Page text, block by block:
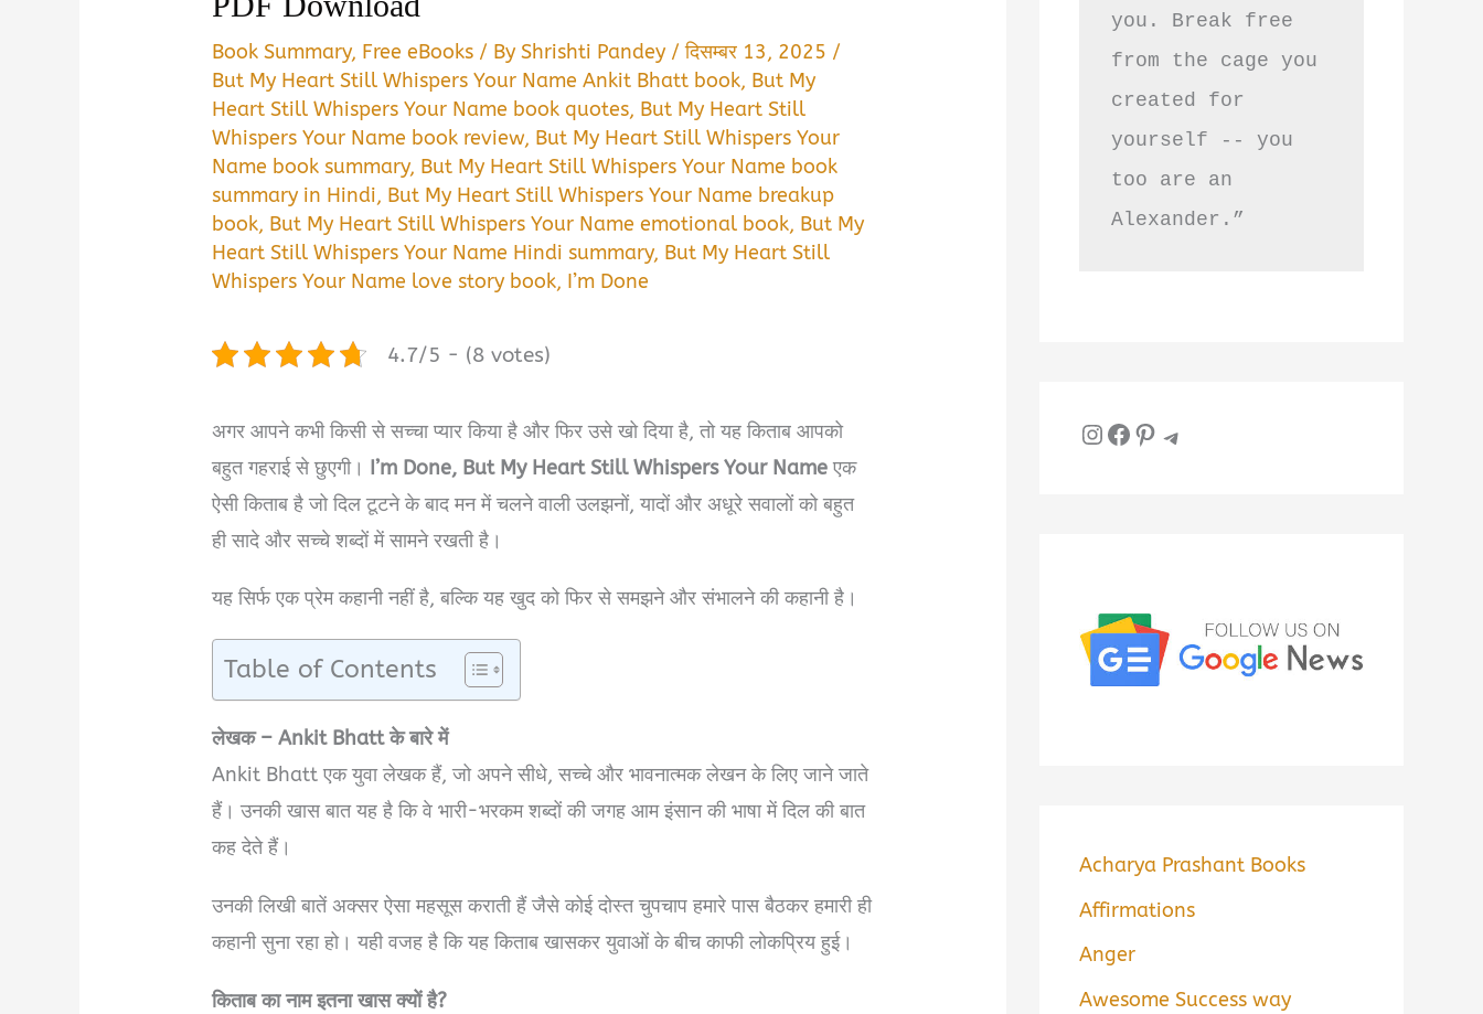
Book Summary, Free eBooks / ByShrishti Pandey /दिसम्बर 13, 2025 /
But My Heart Still Whispers Your Name Ankit Bhatt book, But My
Heart Still Whispers Your Name book quotes, But My Heart Still
Whispers Your Name book review, But My Heart Still Whispers Your
Name book summary, But My Heart Still Whispers Your Name book
summary in Hindi, But My Heart Still Whispers Your Name breakup
book, But My Heart Still Whispers Your Name emotional book, But My
Heart Still Whispers Your Name Hindi summary, But My Heart Still
Whispers Your Name love story book, I’m Done
4.7/5 - (8 votes)
अगर आपने कभी किसी से सच्चा प्यार किया है और फिर उसे खो दिया है, तो यह किताब आपको
बहुत गहराई से छुएगी। I’m Done, But My Heart Still Whispers Your Nameएक
ऐसी किताब है जो दिल टूटने के बाद मन में चलने वाली उलझनों, यादों और अधूरे सवालों को बहुत
ही सादे और सच्चे शब्दों में सामने रखती है।
यह सिर्फ एक प्रेम कहानी नहीं है, बल्कि यह खुद को फिर से समझने और संभालने की कहानी है।
Table of Contents
लेखक – Ankit Bhatt के बारे में
Ankit Bhatt एक युवा लेखक हैं, जो अपने सीधे, सच्चे और भावनात्मक लेखन के लिए जाने जाते
हैं। उनकी खास बात यह है कि वे भारी-भरकम शब्दों की जगह आम इंसान की भाषा में दिल की बात
कह देते हैं।
उनकी लिखी बातें अक्सर ऐसा महसूस कराती हैं जैसे कोई दोस्त चुपचाप हमारे पास बैठकर हमारी ही
कहानी सुना रहा हो। यही वजह है कि यह किताब खासकर युवाओं के बीच काफी लोकप्रिय हुई।
किताब का नाम इतना खास क्यों है?
you. Break free
from the cage you
created for
yourself -- you
too are an
Alexander.”
InstagramFacebook Pinterest Telegram
Acharya Prashant Books
Affirmations
Anger
Awesome Success way